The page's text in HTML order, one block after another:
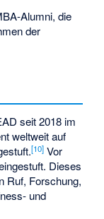
Alumni, die
der
seit 2018 im
weltweit auf
[10] Vor
Dieses
Ruf, Forschung,
und